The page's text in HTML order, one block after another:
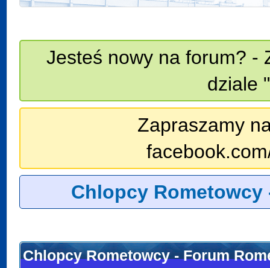
Jesteś nowy na forum? -
dziale
Zapraszamy
Chlopcy Rometowcy
Chlopcy Rometowcy - Forum